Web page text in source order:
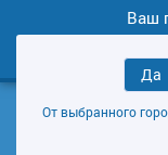
Ваш
Да
От выбранного
+7 (921)
Магазин и